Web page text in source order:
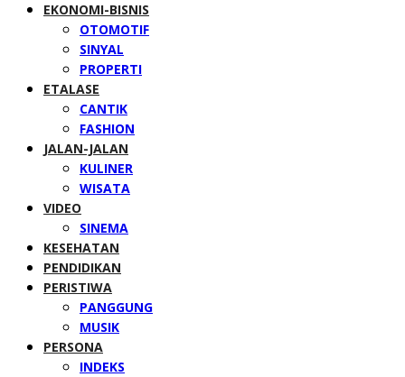
EKONOMI-BISNIS
OTOMOTIF
SINYAL
PROPERTI
ETALASE
CANTIK
FASHION
JALAN-JALAN
KULINER
WISATA
VIDEO
SINEMA
KESEHATAN
PENDIDIKAN
PERISTIWA
PANGGUNG
MUSIK
PERSONA
INDEKS